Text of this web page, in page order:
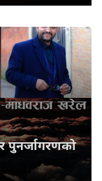
पुनर्जागरणको